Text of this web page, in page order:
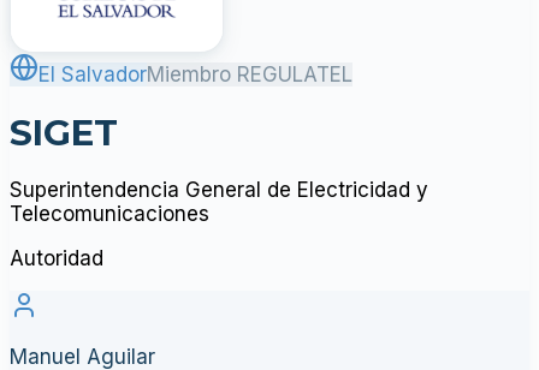
El SalvadorMiembro REGULATEL
SIGET
Superintendencia General de Electricidad y
Telecomunicaciones
Autoridad
Manuel Aguilar